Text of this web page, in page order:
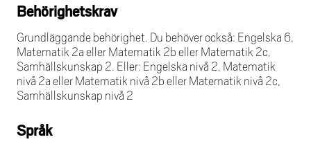
Behörighetskrav
Grundläggande behörighet. Du behöver också: Engelska 6,
Matematik 2a eller Matematik 2b eller Matematik 2c,
Samhällskunskap 2. Eller: Engelska nivå 2, Matematik
nivå 2a eller Matematik nivå 2b eller Matematik nivå 2c,
Samhälls­kunskap nivå 2
Språk